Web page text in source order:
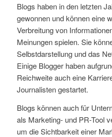
Blogs haben in den letzten
gewonnen und können eine
Verbreitung von
Meinungen spielen. Sie
Selbstdarstellung und das
Einige Blogger haben
Reichweite auch eine
Journalisten gestartet.
Blogs können auch für
als Marketing- und PR-Tool
um die Sichtbarkeit einer